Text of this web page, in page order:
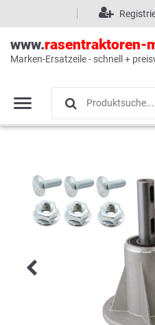
www.rasentraktoren-
Marken-Ersatzeile - schnell +